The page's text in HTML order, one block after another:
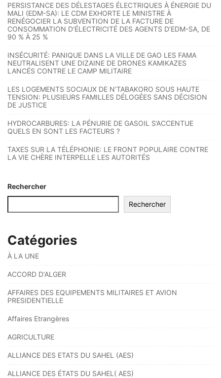
PERSISTANCE DES DÉLESTAGES ÉLECTRIQUES À ÉNERGIE DU
MALI (EDM-SA): LE CDM EXHORTE LE MINISTRE À
RENÉGOCIER LA SUBVENTION DE LA FACTURE DE
CONSOMMATION D’ÉLECTRICITÉ DES AGENTS D’EDM-SA, DE
90 % À 25 %
INSÉCURITÉ: PANIQUE DANS LA VILLE DE GAO LES FAMA
NEUTRALISENT UNE DIZAINE DE DRONES KAMIKAZES
LANCÉS CONTRE LE CAMP MILITAIRE
LES LOGEMENTS SOCIAUX DE N’TABAKORO SOUS HAUTE
TENSION: PLUSIEURS FAMILLES DÉLOGÉES SANS DÉCISION
DE JUSTICE
HYDROCARBURES: LA PÉNURIE DE GASOIL S’ACCENTUE
QUELS EN SONT LES FACTEURS ?
TAXES SUR LA TÉLÉPHONIE: LE FRONT POPULAIRE CONTRE
LA VIE CHÈRE INTERPELLE LES AUTORITÉS
Rechercher
Rechercher
Catégories
À LA UNE
ACCORD D'ALGER
AFFAIRES DES EQUIPEMENTS MILITAIRES ET AVION
PRESIDENTIELLE
Affaires Etrangères
AGRICULTURE
ALLIANCE DES ETATS DU SAHEL (AES)
ALLIANCE DES ÉTATS DU SAHEL( AES)